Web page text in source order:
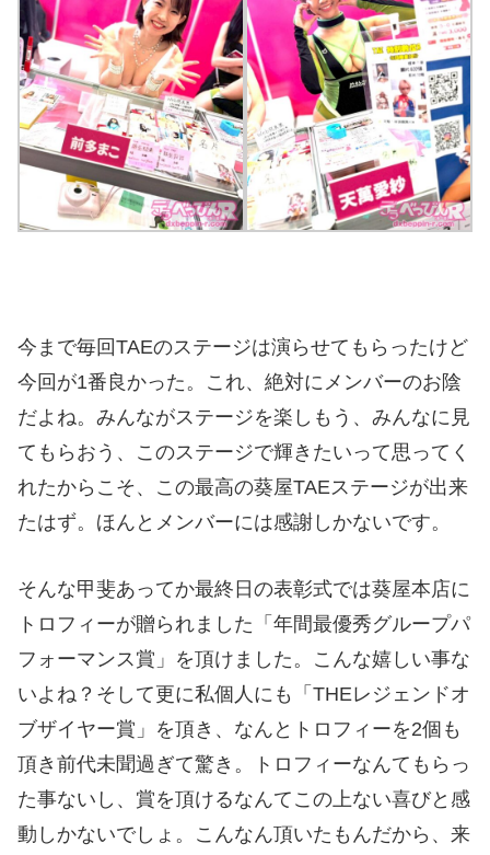
今まで毎回TAEのステージは演らせてもらったけど
今回が1番良かった。これ、絶対にメンバーのお陰
だよね。みんながステージを楽しもう、みんなに見
てもらおう、このステージで輝きたいって思ってく
れたからこそ、この最高の葵屋TAEステージが出来
たはず。ほんとメンバーには感謝しかないです。
そんな甲斐あってか最終日の表彰式では葵屋本店に
トロフィーが贈られました「年間最優秀グループパ
フォーマンス賞」を頂けました。こんな嬉しい事な
いよね？そして更に私個人にも「THEレジェンドオ
ブザイヤー賞」を頂き、なんとトロフィーを2個も
頂き前代未聞過ぎて驚き。トロフィーなんてもらっ
た事ないし、賞を頂けるなんてこの上ない喜びと感
動しかないでしょ。こんなん頂いたもんだから、来